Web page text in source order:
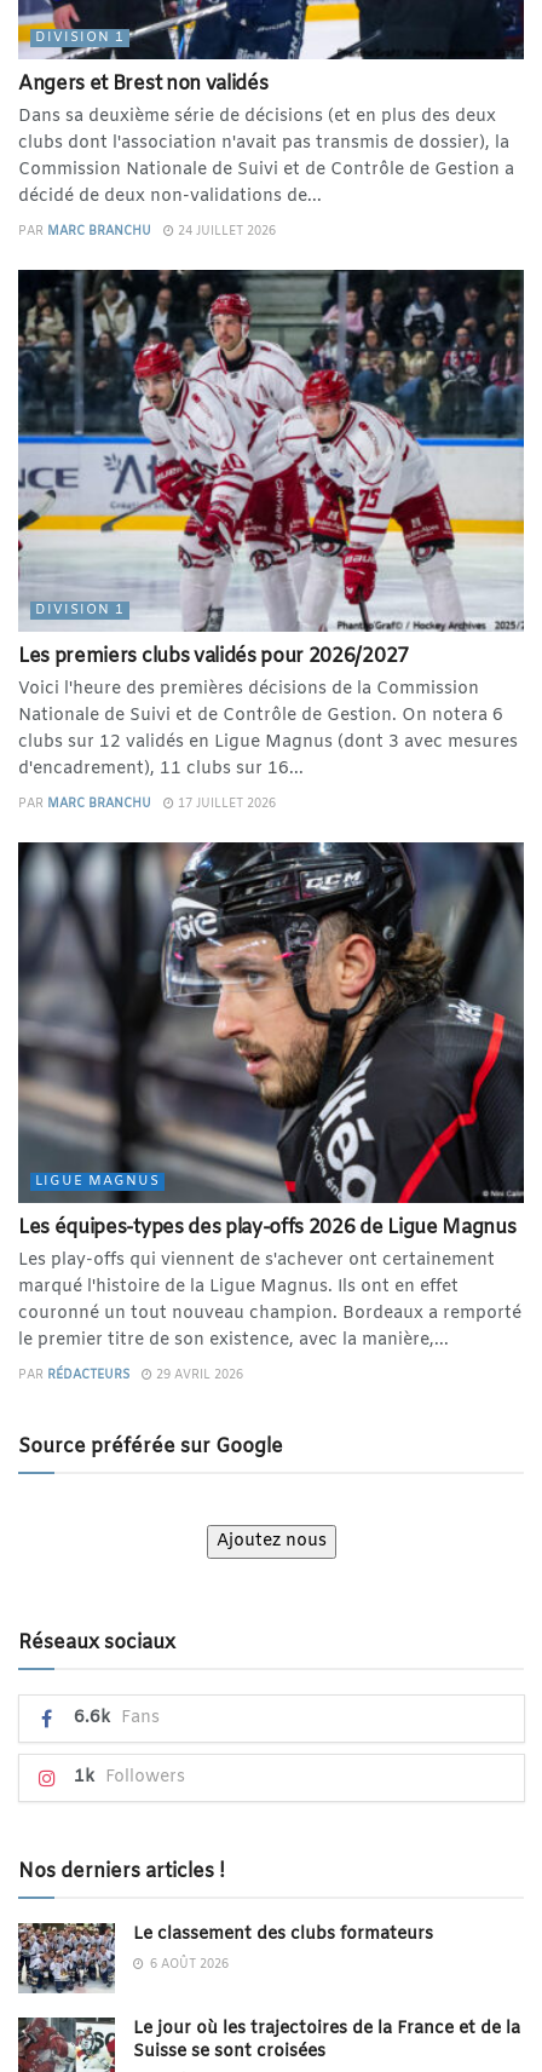
DIVISION 1
Angers et Brest non validés
Dans sa deuxième série de décisions (et en plus des deux
clubs dont l'association n'avait pas transmis de dossier), la
Commission Nationale de Suivi et de Contrôle de Gestion a
décidé de deux non-validations de...
PAR MARC BRANCHU 24 JUILLET 2026
DIVISION 1
Les premiers clubs validés pour 2026/2027
Voici l'heure des premières décisions de la Commission
Nationale de Suivi et de Contrôle de Gestion. On notera 6
clubs sur 12 validés en Ligue Magnus (dont 3 avec mesures
d'encadrement), 11 clubs sur 16...
PAR MARC BRANCHU 17 JUILLET 2026
LIGUE MAGNUS
Les équipes-types des play-offs 2026 de Ligue Magnus
Les play-offs qui viennent de s'achever ont certainement
marqué l'histoire de la Ligue Magnus. Ils ont en effet
couronné un tout nouveau champion. Bordeaux a remporté
le premier titre de son existence, avec la manière,...
PAR RÉDACTEURS 29 AVRIL 2026
Source préférée sur Google
Ajoutez nous
Réseaux sociaux
6.6k Fans
1k Followers
Nos derniers articles !
Le classement des clubs formateurs
6 AOÛT 2026
Le jour où les trajectoires de la France et de la
Suisse se sont croisées